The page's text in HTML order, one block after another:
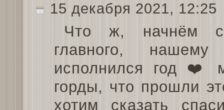
15 декабря 2021, 12:25
Что ж, начнём с
главного, нашему
исполнился год ❤️
горды, что прошли
хотим сказать